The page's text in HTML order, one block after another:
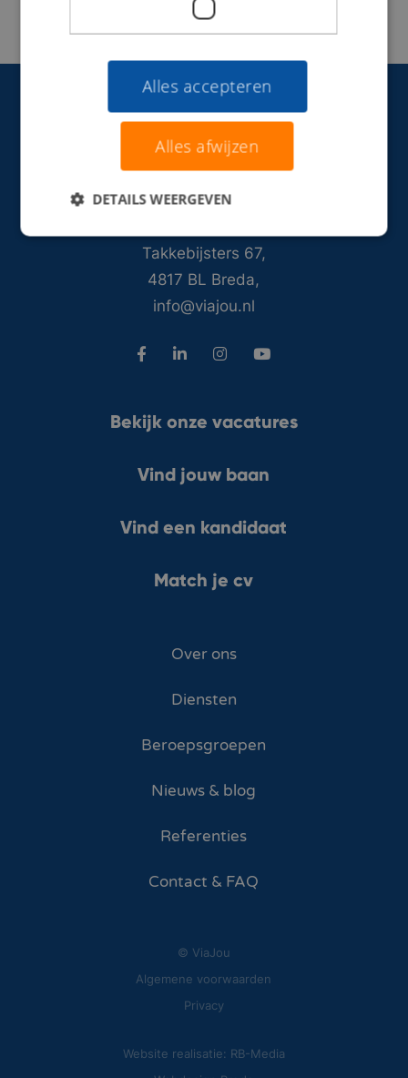
Takkebijsters 67,
4817 BL Breda,
info@viajou.nl
Bekijk onze vacatures
Vind jouw baan
Vind een kandidaat
Match je cv
Over ons
Diensten
Beroepsgroepen
Nieuws & blog
Referenties
Contact & FAQ
© ViaJou
Algemene voorwaarden
Privacy
Website realisatie: RB-Media
Alles accepteren
Alles afwijzen
DETAILS WEERGEVEN